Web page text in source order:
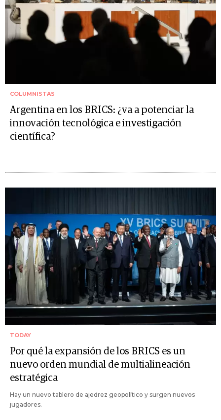
COLUMNISTAS
Argentina en los BRICS: ¿va a potenciar la
innovación tecnológica e investigación
científica?
TODAY
Por qué la expansión de los BRICS es un
nuevo orden mundial de multialineación
estratégica
Hay un nuevo tablero de ajedrez geopolítico y surgen nuevos
jugadores.